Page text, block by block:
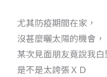
尤其防疫期間在家，
沒甚麼曬太陽的機會，
某次見面朋友竟說我白
是不是太誇張ＸＤ